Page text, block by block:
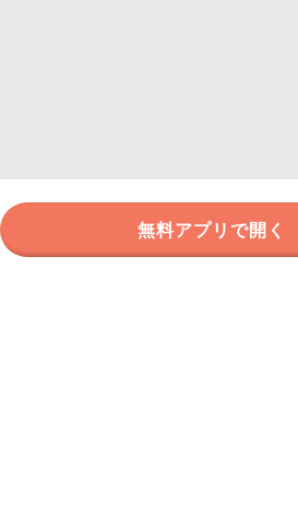
無料アプリで開く